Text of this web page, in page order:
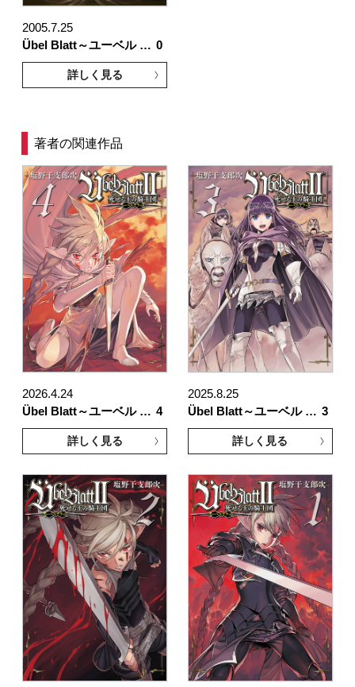
2005.7.25
Übel Blatt～ユーベル … 0
詳しく見る
著者の関連作品
2026.4.24
Übel Blatt～ユーベル … 4
詳しく見る
2025.8.25
Übel Blatt～ユーベル … 3
詳しく見る